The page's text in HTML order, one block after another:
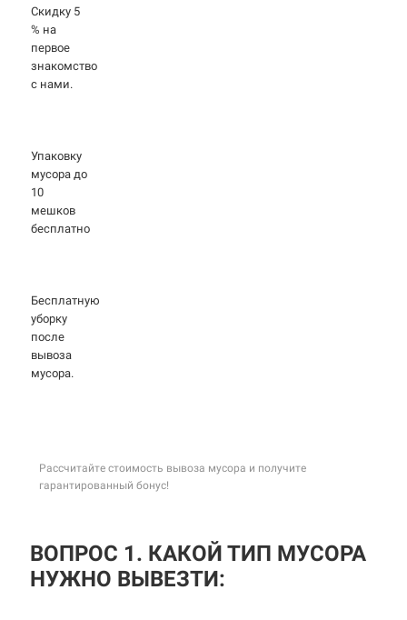
Скидку 5
% на
первое
знакомство
с нами.
Упаковку
мусора до
10
мешков
бесплатно
Бесплатную
уборку
после
вывоза
мусора.
Рассчитайте стоимость вывоза мусора и получите
гарантированный бонус!
ВОПРОС 1. КАКОЙ ТИП МУСОРА
НУЖНО ВЫВЕЗТИ: